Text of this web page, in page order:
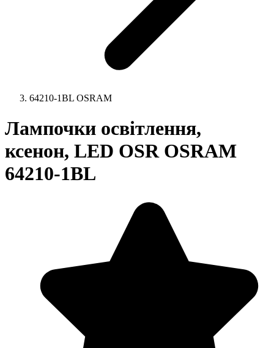
64210-1BL OSRAM
Лампочки освітлення,
ксенон, LED OSR OSRAM
64210-1BL